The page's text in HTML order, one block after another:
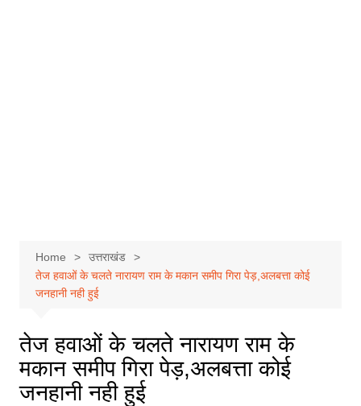
Home
उत्तराखंड
तेज हवाओं के चलते नारायण राम के मकान समीप गिरा पेड़,अलबत्ता कोई
जनहानी नही हुई
तेज हवाओं के चलते नारायण राम के
मकान समीप गिरा पेड़,अलबत्ता कोई
जनहानी नही हुई